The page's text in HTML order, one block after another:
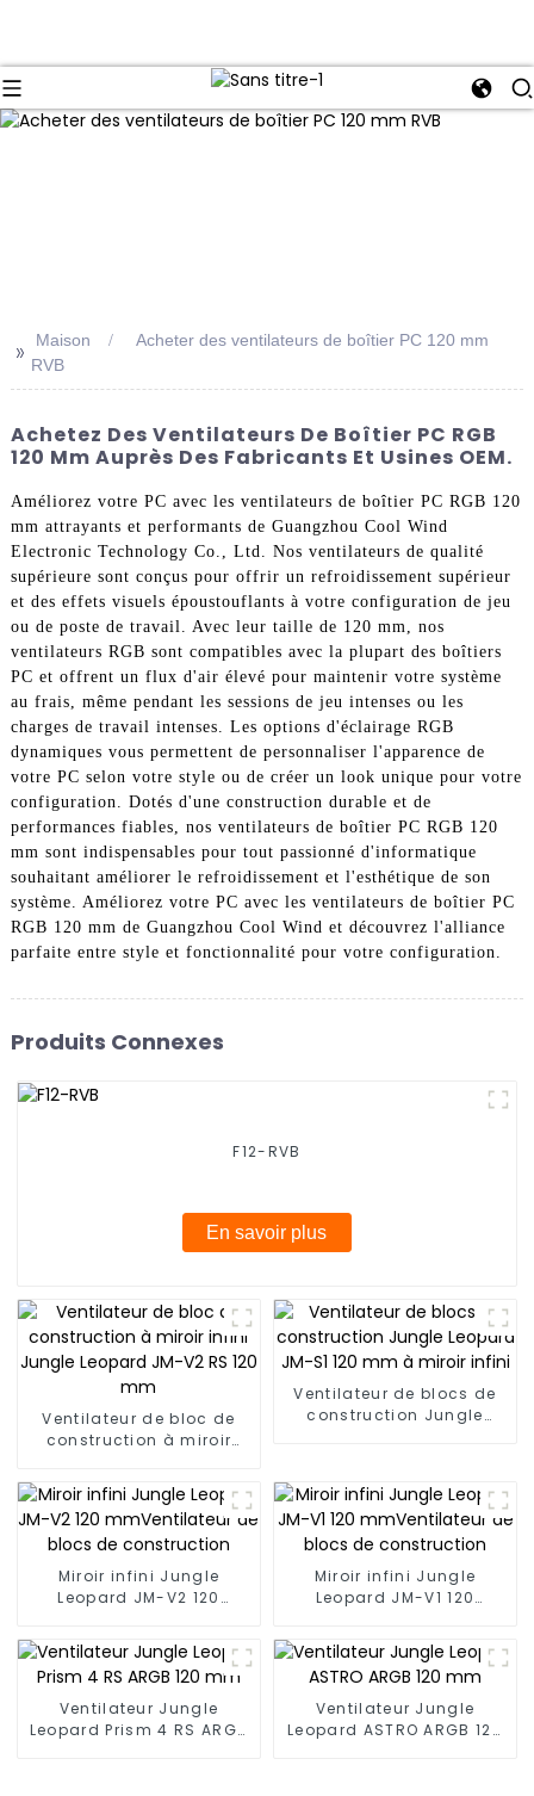
>> Maison
Acheter des ventilateurs de boîtier PC 120 mm
RVB
Achetez Des Ventilateurs De Boîtier PC RGB
120 Mm Auprès Des Fabricants Et Usines OEM.
Améliorez votre PC avec les ventilateurs de boîtier PC RGB 120
mm attrayants et performants de Guangzhou Cool Wind
Electronic Technology Co., Ltd. Nos ventilateurs de qualité
supérieure sont conçus pour offrir un refroidissement supérieur
et des effets visuels époustouflants à votre configuration de jeu
ou de poste de travail. Avec leur taille de 120 mm, nos
ventilateurs RGB sont compatibles avec la plupart des boîtiers
PC et offrent un flux d'air élevé pour maintenir votre système
au frais, même pendant les sessions de jeu intenses ou les
charges de travail intenses. Les options d'éclairage RGB
dynamiques vous permettent de personnaliser l'apparence de
votre PC selon votre style ou de créer un look unique pour votre
configuration. Dotés d'une construction durable et de
performances fiables, nos ventilateurs de boîtier PC RGB 120
mm sont indispensables pour tout passionné d'informatique
souhaitant améliorer le refroidissement et l'esthétique de son
système. Améliorez votre PC avec les ventilateurs de boîtier PC
RGB 120 mm de Guangzhou Cool Wind et découvrez l'alliance
parfaite entre style et fonctionnalité pour votre configuration.
Produits Connexes
F12-RVB
En savoir plus
Ventilateur de bloc de
construction à miroir
V2 RS 120 mm
Ventilateur de blocs de
construction Jungle
Miroir infini Jungle
Leopard JM-V2 120
de construction
Miroir infini Jungle
Leopard JM-V1 120
de construction
Ventilateur Jungle
Leopard Prism 4 RS ARGB
Ventilateur Jungle
Leopard ASTRO ARGB 120